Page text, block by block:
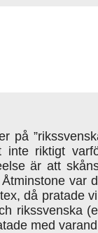
på
riktigt
är att
var
då pratade
rikssvenska
med